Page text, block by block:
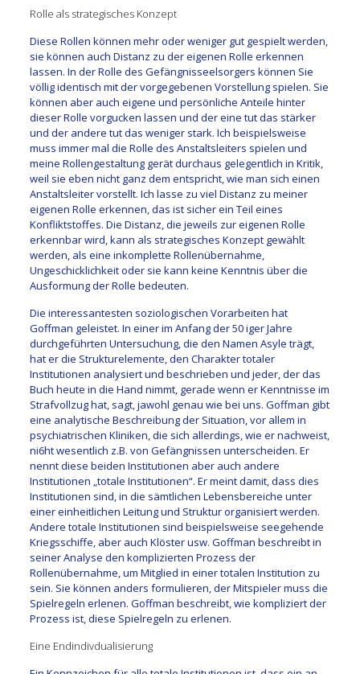
Rolle als strategisches Konzept
Diese Rollen können mehr oder weniger gut gespielt werden,
sie können auch Distanz zu der eigenen Rolle erkennen
lassen. In der Rolle des Gefängnisseelsorgers können Sie
völlig identisch mit der vorgegebenen Vorstellung spielen. Sie
können aber auch eigene und persönliche Anteile hinter
dieser Rolle vorgucken lassen und der eine tut das stärker
und der andere tut das weniger stark. Ich beispielsweise
muss immer mal die Rolle des Anstaltsleiters spielen und
meine Rollengestaltung gerät durchaus gelegentlich in Kritik,
weil sie eben nicht ganz dem entspricht, wie man sich einen
Anstaltsleiter vorstellt. Ich lasse zu viel Distanz zu meiner
eigenen Rolle erkennen, das ist sicher ein Teil eines
Konfliktstoffes. Die Distanz, die jeweils zur eigenen Rolle
erkennbar wird, kann als strategisches Konzept gewählt
werden, als eine inkomplette Rollenübernahme,
Ungeschicklichkeit oder sie kann keine Kenntnis über die
Ausformung der Rolle bedeuten.
Die interessantesten soziologischen Vorarbeiten hat
Goffman geleistet. In einer im Anfang der 50 iger Jahre
durchgeführten Untersuchung, die den Namen Asyle trägt,
hat er die Strukturelemente, den Charakter totaler
Institutionen analysiert und beschrieben und jeder, der das
Buch heute in die Hand nimmt, gerade wenn er Kenntnisse im
Strafvollzug hat, sagt, jawohl genau wie bei uns. Goffman gibt
eine analytische Beschreibung der Situation, vor allem in
psychiatrischen Kliniken, die sich allerdings, wie er nachweist,
ni6ht wesentlich z.B. von Gefängnissen unterscheiden. Er
nennt diese beiden Institutionen aber auch andere
Institutionen „totale Institutionen“. Er meint damit, dass dies
Institutionen sind, in die sämtlichen Lebensbereiche unter
einer einheitlichen Leitung und Struktur organisiert werden.
Andere totale Institutionen sind beispielsweise seegehende
Kriegsschiffe, aber auch Klöster usw. Goffman beschreibt in
seiner Analyse den komplizierten Prozess der
Rollenübernahme, um Mitglied in einer totalen Institution zu
sein. Sie können anders formulieren, der Mitspieler muss die
Spielregeln erlenen. Goffman beschreibt, wie kompliziert der
Prozess ist, diese Spielregeln zu erlenen.
Eine Endindivdualisierung